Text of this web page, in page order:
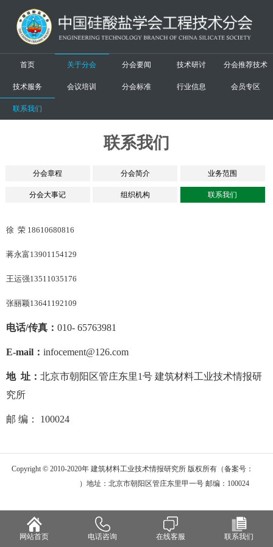
首页 关于分会 分会要闻 技术研讨 分会推荐技术
技术服务 会议培训 分会标准 行业信息 会员专区
联系我们
联系我们
分会章程 分会简介 业务范围
分会大事记 组织机构 联系我们
徐 荣 18610680816
蒋永富13901154129
王运强13511035176
张丽颖13641192109
电话/传真： 010- 65763981
E-mail ： infocement@126.com
地 址： 北京市朝阳区管庄东里1号 建筑材料工业技术情报研
究所
邮 编： 100024
Copyright © 2010-2020年 建筑材料工业技术情报研究所 版权所有（备案号：
）地址：北京市朝阳区管庄东里甲一号 邮编：100024
网站首页 电话咨询 在线客服 联系我们